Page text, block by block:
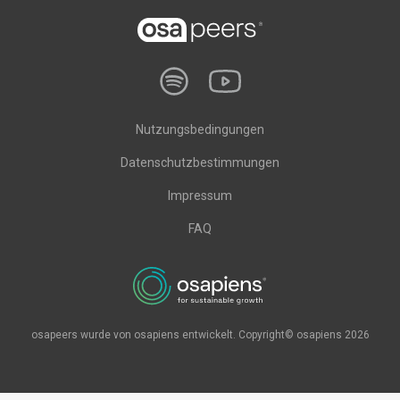
Nutzungsbedingungen
Datenschutzbestimmungen
Impressum
FAQ
osapeers wurde von osapiens entwickelt. Copyright© osapiens 2026